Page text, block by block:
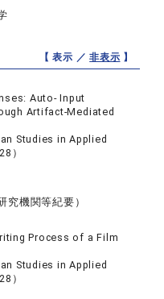
【 表示 ／非表示 】
Auto- Input
Artifact-Mediated
Studies in Applied
）
究機関等紀要）
Process of a Film
Studies in Applied
）